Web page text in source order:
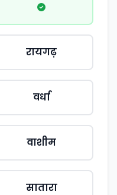
रायगढ़
वर्धा
वाशीम
सातारा